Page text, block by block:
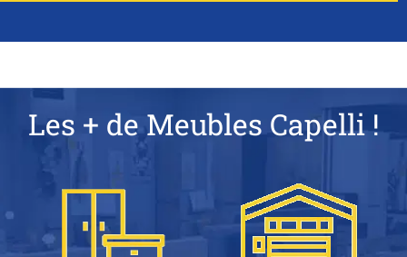
Les + de Meubles Capelli !